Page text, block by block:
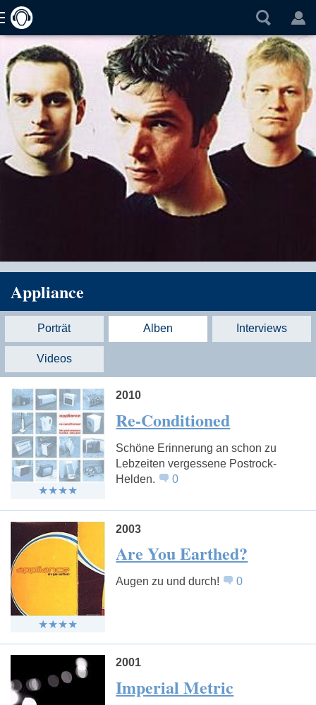
Appliance
Porträt Alben Interviews
Videos
2010
Re-Conditioned
Schöne Erinnerung an schon zu
Lebzeiten vergessene Postrock-
Helden.
0
2003
Are You Earthed?
Augen zu und durch! 0
2001
Imperial Metric